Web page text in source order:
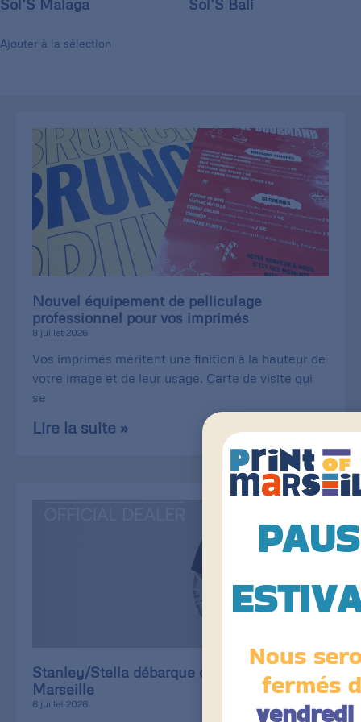
Sol’S Malaga
Ajouter à la sélection
Sol’S Bali
Nouvel équipement de pelliculage
professionnel pour vos imprimés
8 juillet 2026
Vos imprimés méritent une finition à la hauteur de
votre image et de leur usage. Carte de visite qui
se
Lire la suite »
Stanley/Stella débarque chez Print of
Marseille
6 juillet 2026
Nous
fermés
vendredi